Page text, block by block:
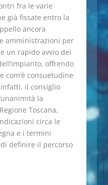
fra le varie
già fissate entro la
ancora
amministrazioni per
un rapido avvio dei
offrendo
com’è consuetudine
il consiglio
la
Toscana,
circa le
e i termini
definire il percorso